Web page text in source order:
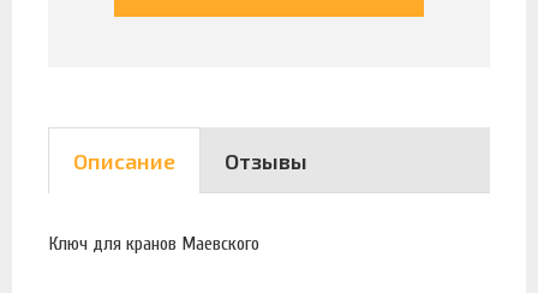
Описание Отзывы
Ключ для кранов Маевского